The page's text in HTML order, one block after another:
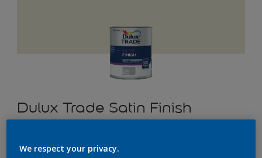
Dulux Trade Satin Finish
We respect your privacy.